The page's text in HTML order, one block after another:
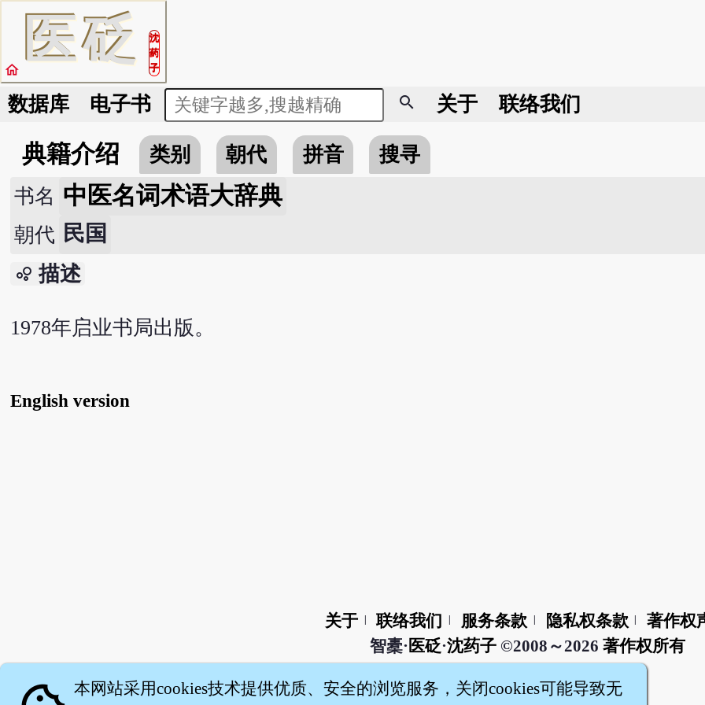
医砭
沈
药
子
home
数据库 电子书 search 关于 联络我们
典籍介绍 类别 朝代 拼音
搜寻
书名 中医名词术语大辞典
朝代 民国
bubble_chart 描述
1978年启业书局出版。
English version
关于 联络我们 服务条款 隐私权条款
著作权
智橐· 医砭·沈药子©2008～2026 著作权所有
本网站采用cookies技术提供优质、安全的浏览服务，关闭cookies可能导致无